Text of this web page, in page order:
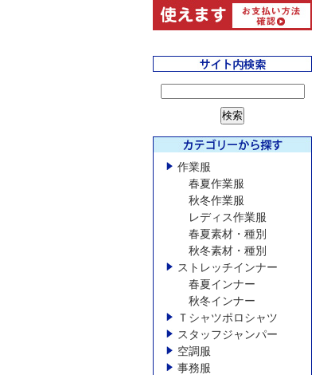
作業服
春夏作業服
秋冬作業服
レディス作業服
春夏素材・種別
秋冬素材・種別
ストレッチインナー
春夏インナー
秋冬インナー
Ｔシャツポロシャツ
スタッフジャンパー
空調服
事務服